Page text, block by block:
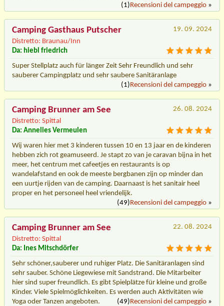
(1)Recensioni del campeggio »
Camping Gasthaus Putscher
Distretto: Braunau/Inn
19. 09. 2024
Da: hiebl friedrich
Super Stellplatz auch für länger Zeit Sehr Freundlich und sehr
sauberer Campingplatz und sehr saubere Sanitäranlage
(1)Recensioni del campeggio »
Camping Brunner am See
Distretto: Spittal
26. 08. 2024
Da: Annelies Vermeulen
Wij waren hier met 3 kinderen tussen 10 en 13 jaar en de kinderen
hebben zich rot geamuseerd. Je stapt zo van je caravan bijna in het
meer, het centrum met cafeetjes en restaurants is op
wandelafstand en ook de meeste bergbanen zijn op minder dan
een uurtje rijden van de camping. Daarnaast is het sanitair heel
proper en het personeel heel vriendelijk.
(49)Recensioni del campeggio »
Camping Brunner am See
Distretto: Spittal
22. 08. 2024
Da: Ines Mitschdörfer
Sehr schöner,sauberer und ruhiger Platz. Die Sanitäranlagen sind
sehr sauber. Schöne Liegewiese mit Sandstrand. Die Mitarbeiter
hier sind super freundlich. Es gibt Spielplätze für kleine und große
Kinder. Viele Spielmöglichkeiten. Es werden auch Aktivitäten wie
Yoga oder Tanzen angeboten.
(49)Recensioni del campeggio »